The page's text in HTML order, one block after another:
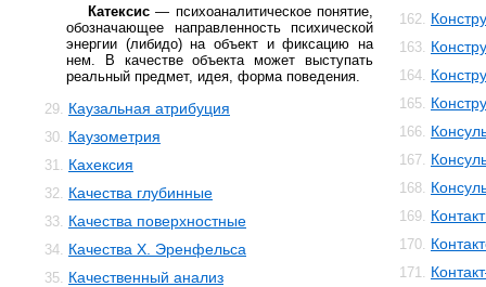
Катексис — психоаналитическое понятие,
обозначающее направленность психической
энергии (либидо) на объект и фиксацию на
нем. В качестве объекта может выступать
реальный предмет, идея, форма поведения.
29. Каузальная атрибуция
30. Каузометрия
31. Кахексия
32. Качества глубинные
33. Качества поверхностные
34. Качества Х. Эренфельса
35. Качественный анализ
162.
163.
164.
165.
166.
167.
168.
169.
170.
171.